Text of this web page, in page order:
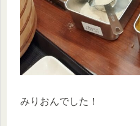
みりおんでした！